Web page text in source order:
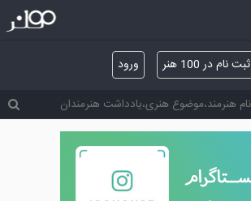
ثبت نام در 100 هنر ورود